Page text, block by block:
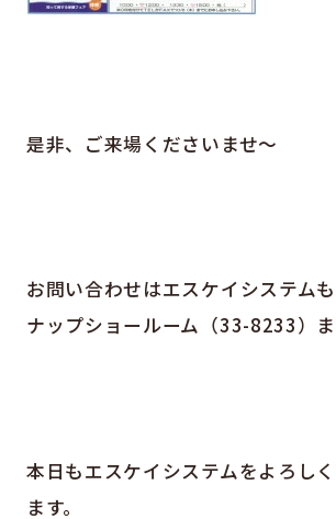
是非、ご来場くださいませ～
お問い合わせはエスケイシステム
ナップショールーム（33-8233）
本日もエスケイシステムをよろし
ます。